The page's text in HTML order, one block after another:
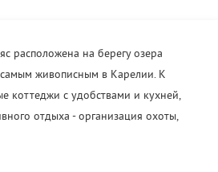
расположена на берегу озера
живописным в Карелии. К
коттеджи с удобствами и кухней,
отдыха - организация охоты,